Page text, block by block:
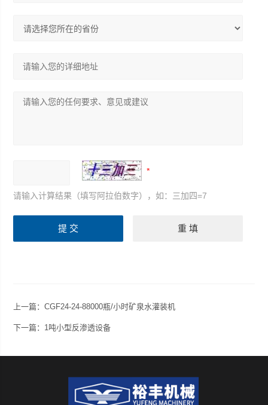
请输入计算结果（填写阿拉伯数字），如：三加四=7
上一篇：CGF24-24-88000瓶/小时矿泉水灌装机
下一篇： 1吨小型反渗透设备